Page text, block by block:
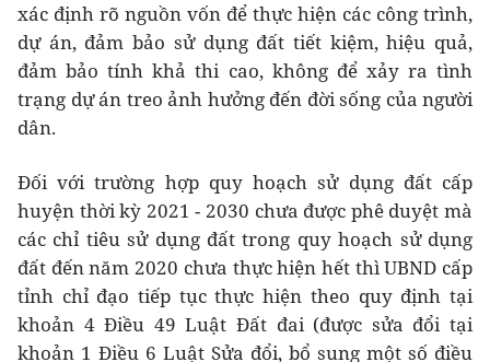
xác định rõ nguồn vốn để thực hiện các công trình,
dự án, đảm bảo sử dụng đất tiết kiệm, hiệu quả,
đảm bảo tính khả thi cao, không để xảy ra tình
trạng dự án treo ảnh hưởng đến đời sống của người
dân.
Đối với trường hợp quy hoạch sử dụng đất cấp
huyện thời kỳ 2021 - 2030 chưa được phê duyệt mà
các chỉ tiêu sử dụng đất trong quy hoạch sử dụng
đất đến năm 2020 chưa thực hiện hết thì UBND cấp
tỉnh chỉ đạo tiếp tục thực hiện theo quy định tại
khoản 4 Điều 49 Luật Đất đai (được sửa đổi tại
khoản 1 Điều 6 Luật Sửa đổi, bổ sung một số điều